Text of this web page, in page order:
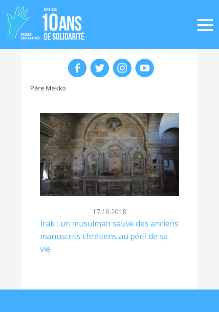
Père Mekko
17.10.2018
Irak : un musulman sauve des anciens
manuscrits chrétiens au péril de sa
vie